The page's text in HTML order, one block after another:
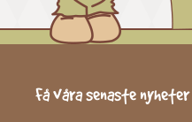
Få våra senaste nyheter